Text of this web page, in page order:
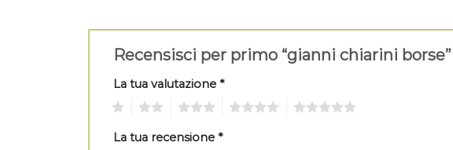
Recensisci per primo “gianni chiarini borse”
La tua valutazione *
La tua recensione *